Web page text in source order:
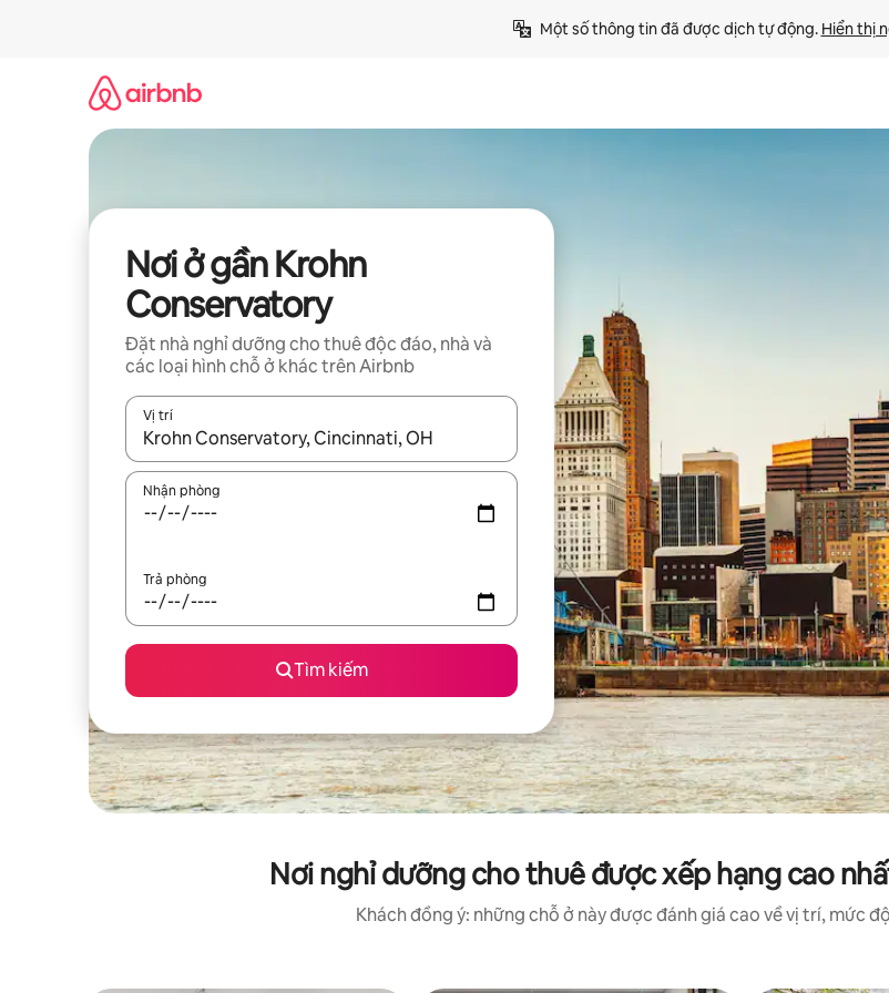
Một số thông tin đã được dịch tự động. Hiển thị
Nơi ở gần Krohn
Conservatory
Đặt nhà nghỉ dưỡng cho thuê độc đáo, nhà và
các loại hình chỗ ở khác trên Airbnb
Vị trí
Khi có kết quả, hãy điều hướng bằng phím mũi tên lên và xuống hoặc khám phá bằng các thao tác chạm
Nhận phòng
Trả phòng
Tìm kiếm
Nơi nghỉ dưỡng cho thuê được xếp hạng cao
Khách đồng ý: những chỗ ở này được đánh giá cao về vị trí, mức